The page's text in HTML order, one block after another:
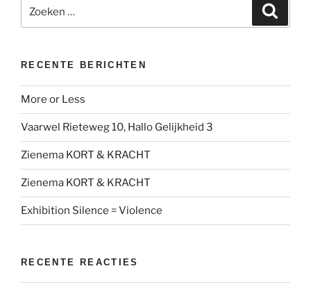
naar:
RECENTE BERICHTEN
More or Less
Vaarwel Rieteweg 10, Hallo Gelijkheid 3
Zienema KORT & KRACHT
Zienema KORT & KRACHT
Exhibition Silence = Violence
RECENTE REACTIES